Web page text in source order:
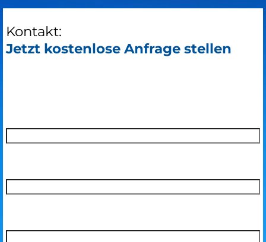
Kontakt:
Jetzt kostenlose Anfrage stellen